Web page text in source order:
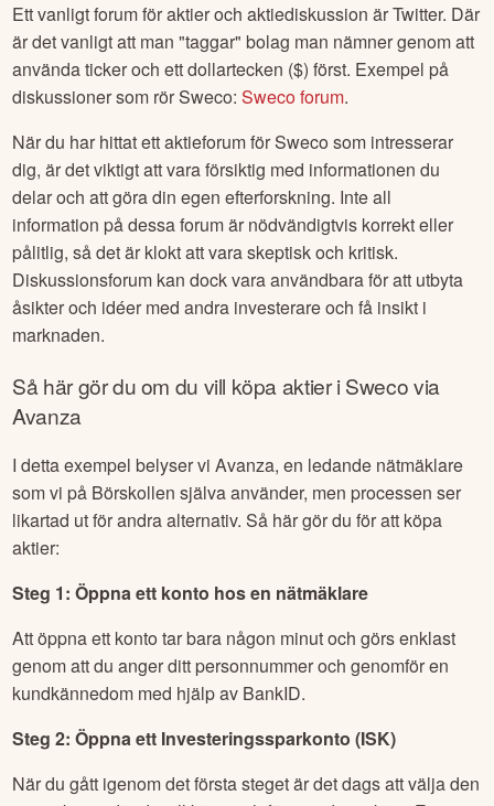
Ett vanligt forum för aktier och aktiediskussion är Twitter. Där
är det vanligt att man "taggar" bolag man nämner genom att
använda ticker och ett dollartecken ($) först. Exempel på
diskussioner som rörSweco:Swecoforum.
När du har hittat ett aktieforum förSweco som intresserar
dig, är det viktigt att vara försiktig med informationen du
delar och att göra din egen efterforskning. Inte all
information på dessa forum är nödvändigtvis korrekt eller
pålitlig, så det är klokt att vara skeptisk och kritisk.
Diskussionsforum kan dock vara användbara för att utbyta
åsikter och idéer med andra investerare och få insikt i
marknaden.
Så här gör du om du vill köpa aktier iSwecovia
Avanza
I detta exempel belyser vi Avanza, en ledande nätmäklare
som vi på Börskollen själva använder, men processen ser
likartad ut för andra alternativ. Så här gör du för att köpa
aktier:
Steg 1: Öppna ett konto hos en nätmäklare
Att öppna ett konto tar bara någon minut och görs enklast
genom att du anger ditt personnummer och genomför en
kundkännedom med hjälp av BankID.
Steg 2: Öppna ett Investeringssparkonto (ISK)
När du gått igenom det första steget är det dags att välja den